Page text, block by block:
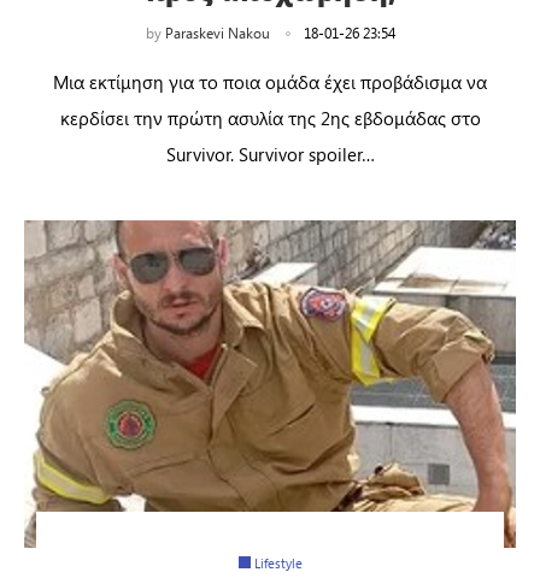
by Paraskevi Nakou 18-01-26 23:54
Μια εκτίμηση για το ποια ομάδα έχει προβάδισμα να
κερδίσει την πρώτη ασυλία της 2ης εβδομάδας στο
Survivor. Survivor spoiler…
Lifestyle